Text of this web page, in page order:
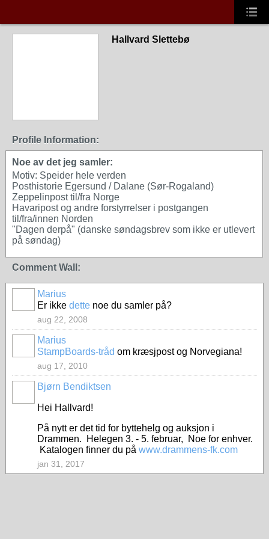
Hallvard Slettebø
Profile Information:
Noe av det jeg samler:
Motiv: Speider hele verden
Posthistorie Egersund / Dalane (Sør-Rogaland)
Zeppelinpost til/fra Norge
Havaripost og andre forstyrrelser i postgangen
til/fra/innen Norden
"Dagen derpå" (danske søndagsbrev som ikke er utlevert
på søndag)
Comment Wall:
Marius
Er ikke dette noe du samler på?
aug 22, 2008
Marius
StampBoards-tråd om kræsjpost og Norvegiana!
aug 17, 2010
Bjørn Bendiktsen
Hei Hallvard!
På nytt er det tid for byttehelg og auksjon i
Drammen. Helegen 3. - 5. februar, Noe for enhver.
Katalogen finner du på www.drammens-fk.com
jan 31, 2017